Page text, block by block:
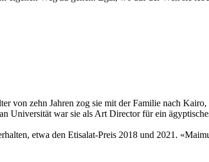
von zehn Jahren zog sie mit der Familie nach
Universität war sie als Art Director für ein
etwa den Etisalat-Preis 2018 und 2021.